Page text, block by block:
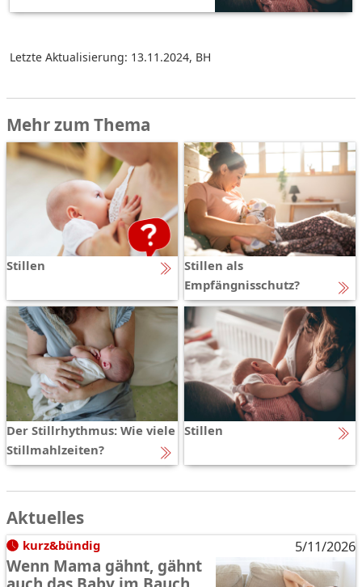
Letzte Aktualisierung: 13.11.2024, BH
Mehr zum Thema
Stillen
Stillen als
Empfängnisschutz?
Der Stillrhythmus: Wie viele
Stillmahlzeiten?
Stillen
Aktuelles
kurz&bündig 5/11/2026
Wenn Mama gähnt, gähnt